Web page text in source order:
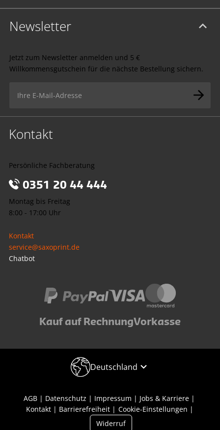
Newsletter
Jetzt zum Newsletter anmelden und 5 €
Willkommensgutschein für die nächste Bestellung sichern.
Kontakt
Persönliche Fachberatung
0351 20 44 444
Montag bis Freitag
8:00 - 17:00 Uhr
Kontakt
service@saxoprint.de
Chatbot
Kauf auf RechnungVorkasse
Deutschland
AGB Datenschutz Impressum
Jobs & Karriere
Kontakt
Barrierefreiheit
Cookie-Einstellungen
Widerruf